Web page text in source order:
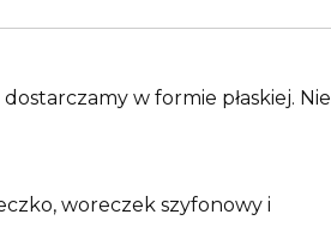
w formie płaskiej. Nie
woreczek szyfonowy i